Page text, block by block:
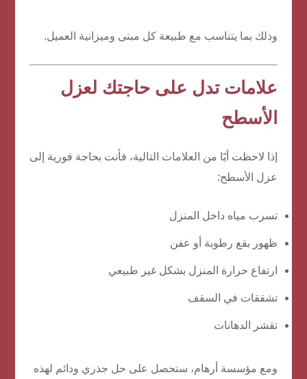
وذلك بما يتناسب مع طبيعة كل مبنى وميزانية العميل.
علامات تدل على حاجتك لعزل
الأسطح
إذا لاحظت أيًا من العلامات التالية، فأنت بحاجة فورية إلى
عزل الأسطح:
تسرب مياه داخل المنزل
ظهور بقع رطوبة أو عفن
ارتفاع حرارة المنزل بشكل غير طبيعي
تشققات في السقف
تقشر الدهانات
ومع مؤسسة أرهام، ستحصل على حل جذري ودائم لهذه